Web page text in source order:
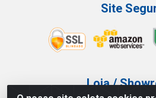
Site
Loja /